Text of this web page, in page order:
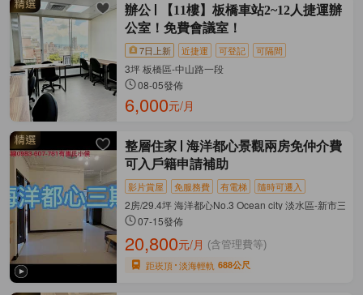
辦公
【11樓】板橋車站2~12人捷運辦
公室！免費會議室！
7日上新 近捷運 可登記 可隔間
3坪 板橋區-中山路一段
08-05發佈
6,000元/月
整層住家
海洋都心景觀兩房免仲介費
可入戶籍申請補助
影片賞屋 免服務費 有電梯 隨時可遷入
2房/29.4坪 海洋都心No.3 Ocean city 淡水區-新市三路
07-15發佈
20,800元/月 (含管理費等)
距崁頂 淡海輕軌 688公尺